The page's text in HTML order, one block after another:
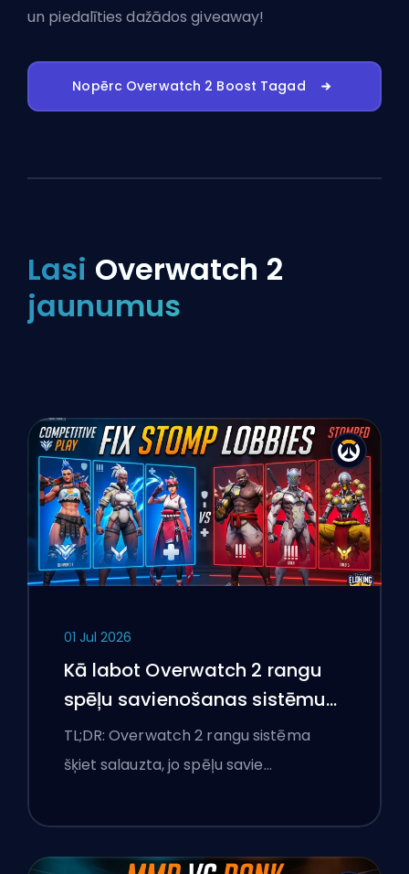
un piedalīties dažādos giveaway!
Nopērc Overwatch 2 Boost Tagad
Lasi Overwatch 2
jaunumus
01 Jul 2026
Kā labot Overwatch 2 rangu
spēļu savienošanas sistēmu
un pārlieku izteiktas spēles
TL;DR: Overwatch 2 rangu sistēma
šķiet salauzta, jo spēļu savie…